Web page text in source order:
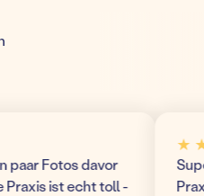
Fotos davor
ist echt toll -
★ ★
Super